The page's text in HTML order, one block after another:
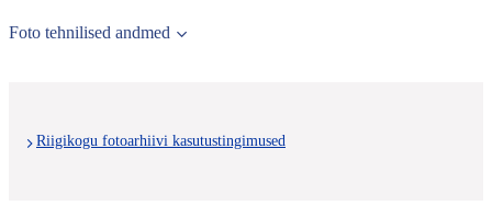
Foto tehnilised andmed
Riigikogu fotoarhiivi kasutustingimused